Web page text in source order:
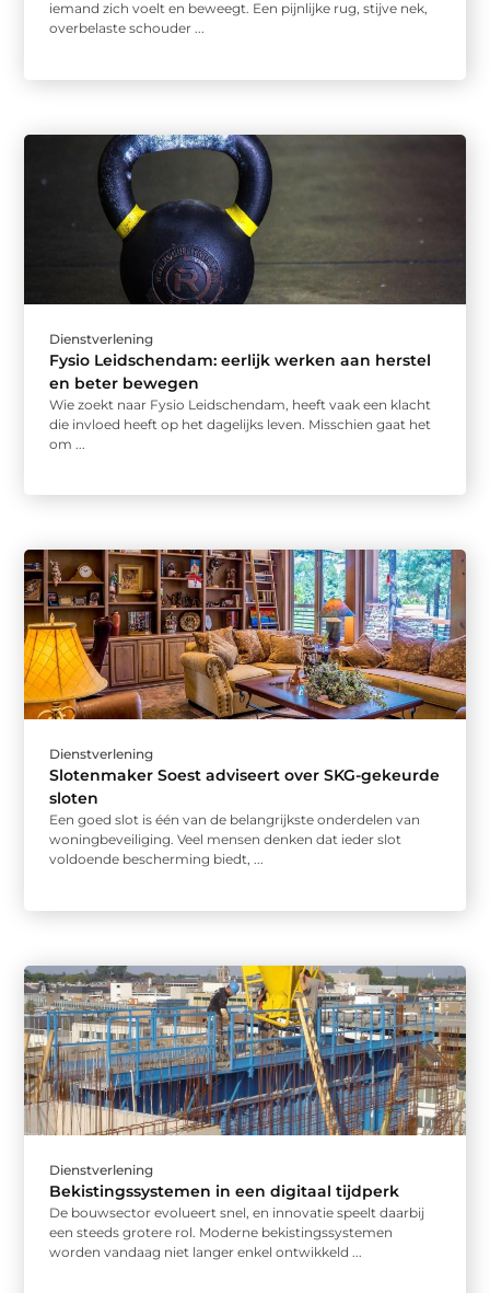
iemand zich voelt en beweegt. Een pijnlijke rug, stijve nek,
overbelaste schouder ...
Dienstverlening
Fysio Leidschendam: eerlijk werken aan herstel
en beter bewegen
Wie zoekt naar Fysio Leidschendam, heeft vaak een klacht
die invloed heeft op het dagelijks leven. Misschien gaat het
om ...
Dienstverlening
Slotenmaker Soest adviseert over SKG-gekeurde
sloten
Een goed slot is één van de belangrijkste onderdelen van
woningbeveiliging. Veel mensen denken dat ieder slot
voldoende bescherming biedt, ...
Dienstverlening
Bekistingssystemen in een digitaal tijdperk
De bouwsector evolueert snel, en innovatie speelt daarbij
een steeds grotere rol. Moderne bekistingssystemen
worden vandaag niet langer enkel ontwikkeld ...